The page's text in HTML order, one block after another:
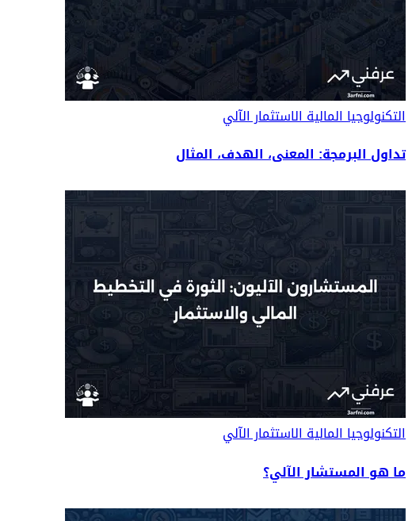
التكنولوجيا الماليةالاستثمار الآلي
تداول البرمجة: المعنى، الهدف، المثال
التكنولوجيا الماليةالاستثمار الآلي
ما هو المستشار الآلي؟